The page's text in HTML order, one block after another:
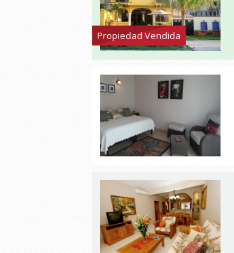
Propiedad Vendida